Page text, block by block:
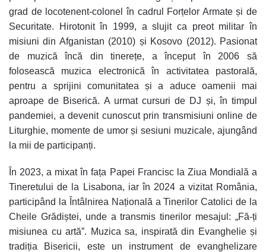
grad de locotenent-colonel în cadrul Forțelor Armate și de
Securitate. Hirotonit în 1999, a slujit ca preot militar în
misiuni din Afganistan (2010) și Kosovo (2012). Pasionat
de muzică încă din tinerețe, a început în 2006 să
folosească muzica electronică în activitatea pastorală,
pentru a sprijini comunitatea și a aduce oamenii mai
aproape de Biserică. A urmat cursuri de DJ și, în timpul
pandemiei, a devenit cunoscut prin transmisiuni online de
Liturghie, momente de umor și sesiuni muzicale, ajungând
la mii de participanți.
În 2023, a mixat în fața Papei Francisc la Ziua Mondială a
Tineretului de la Lisabona, iar în 2024 a vizitat România,
participând la Întâlnirea Națională a Tinerilor Catolici de la
Cheile Grădiștei, unde a transmis tinerilor mesajul: „Fă-ți
misiunea cu artă”. Muzica sa, inspirată din Evanghelie și
tradiția Bisericii, este un instrument de evanghelizare